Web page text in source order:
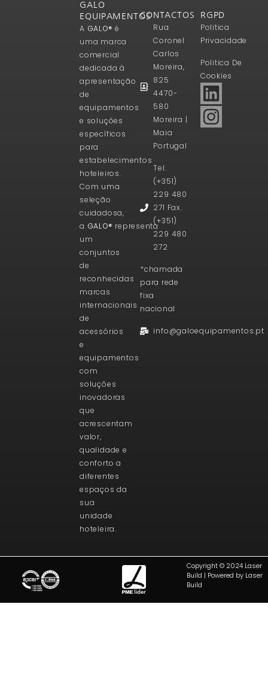
GALO
EQUIPAMENTOS
A GALO® é
uma marca
comercial
dedicada à
apresentação
de
equipamentos
e soluções
específicos
para
estabelecimentos
hoteleiros.
Com uma
seleção
cuidadosa,
a GALO® representa
um
conjuntos
de
reconhecidas
marcas
internacionais
de
acessórios
e
equipamentos
com
soluções
inovadoras
que
acrescentam
valor,
qualidade e
conforto a
diferentes
espaços da
sua
unidade
hoteleira.
CONTACTOS
Rua
Coronel
Carlos
Moreira,
825
4470-
580
Moreira |
Maia
Portugal
Tel.
(+351)
229 480
271 Fax.
(+351)
229 480
272
*chamada
para rede
fixa
nacional
info@galoequipamentos.pt
RGPD
Politica
Privacidade
Politica De
Cookies
Copyright © 2024 Laser
Build | Powered by Laser
Build